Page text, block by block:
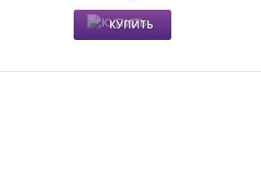
КУПИТЬ